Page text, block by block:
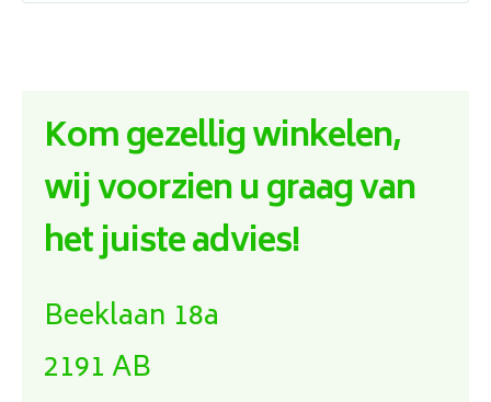
Kom gezellig winkelen,
wij voorzien u graag van
het juiste advies!
Beeklaan 18a
2191 AB